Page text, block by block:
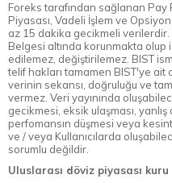
Foreks tarafından sağlanan Pay
Piyasası, Vadeli İşlem ve
az 15 dakika gecikmeli verilerdir.
Belgesi altında korunmakta olup
edilemez, değiştirilemez. BIST
telif hakları tamamen BIST'ye ait
verinin sekansı, doğruluğu ve
vermez. Veri yayınında
gecikmesi, eksik ulaşması,
perfomansın düşmesi veya
ve / veya Kullanıcılarda
sorumlu değildir.
Uluslarası döviz piyasası kuru